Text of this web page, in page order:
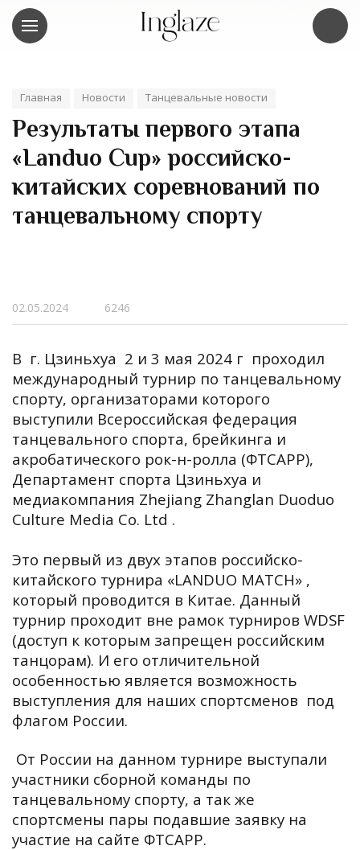
Главная Новости Танцевальные новости
Результаты первого этапа
«Landuo Cup» российско-
китайских соревнований по
танцевальному спорту
02.05.2024 6246
В г. Цзиньхуа 2 и 3 мая 2024 г проходил
международный турнир по танцевальному
спорту, организаторами которого
выступили Всероссийская федерация
танцевального спорта, брейкинга и
акробатического рок-н-ролла (ФТСАРР),
Департамент спорта Цзиньхуа и
медиакомпания Zhejiang Zhanglan Duoduo
Culture Media Co. Ltd .
Это первый из двух этапов российско-
китайского турнира «LANDUO MATCH» ,
который проводится в Китае. Данный
турнир проходит вне рамок турниров WDSF
(доступ к которым запрещен российским
танцорам). И его отличительной
особенностью является возможность
выступления для наших спортсменов под
флагом России.
От России на данном турнире выступали
участники сборной команды по
танцевальному спорту, а так же
спортсмены пары подавшие заявку на
участие на сайте ФТСАРР.